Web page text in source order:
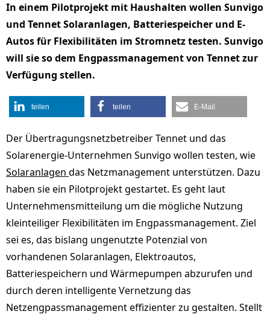
In einem Pilotprojekt mit Haushalten wollen Sunvigo
und Tennet Solaranlagen, Batteriespeicher und E-
Autos für Flexibilitäten im Stromnetz testen. Sunvigo
will sie so dem Engpassmanagement von Tennet zur
Verfügung stellen.
teilen teilen E-Mail
Der Übertragungsnetzbetreiber Tennet und das
Solarenergie-Unternehmen Sunvigo wollen testen, wie
Solaranlagen das Netzmanagement unterstützen. Dazu
haben sie ein Pilotprojekt gestartet. Es geht laut
Unternehmensmitteilung um die mögliche Nutzung
kleinteiliger Flexibilitäten im Engpassmanagement. Ziel
sei es, das bislang ungenutzte Potenzial von
vorhandenen Solaranlagen, Elektroautos,
Batteriespeichern und Wärmepumpen abzurufen und
durch deren intelligente Vernetzung das
Netzengpassmanagement effizienter zu gestalten. Stellt